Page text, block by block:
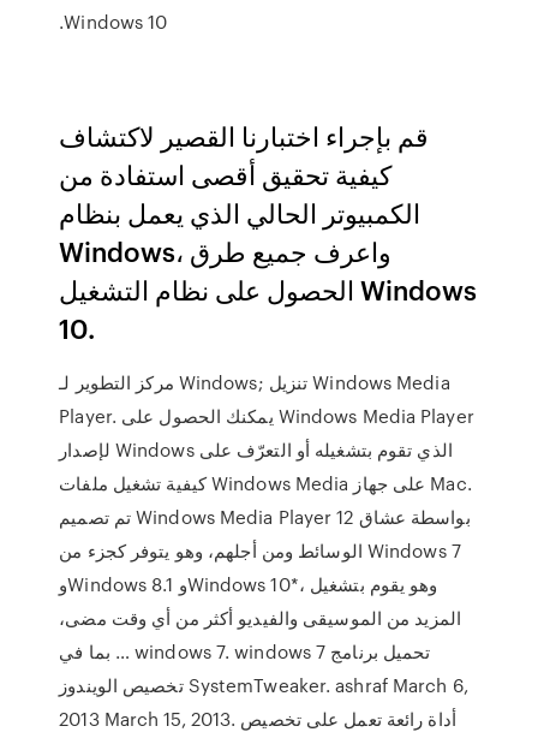
Windows 10.
قم بإجراء اختبارنا القصير لاكتشاف
كيفية تحقيق أقصى استفادة من
الكمبيوتر الحالي الذي يعمل بنظام
Windows، واعرف جميع طرق
الحصول على نظام التشغيل Windows
10.
مركز التطوير لـ Windows; تنزيل Windows Media
Player. يمكنك الحصول على Windows Media Player
لإصدار Windows الذي تقوم بتشغيله أو التعرّف على
كيفية تشغيل ملفات Windows Media على جهاز Mac.
تم تصميم Windows Media Player 12 بواسطة عشاق
الوسائط ومن أجلهم، وهو يتوفر كجزء من Windows 7
وWindows 8.1 وWindows 10*، وهو يقوم بتشغيل
المزيد من الموسيقى والفيديو أكثر من أي وقت مضى،
بما في … windows 7. windows 7 تحميل برنامج
تخصيص الويندوز SystemTweaker. ashraf March 6,
2013 March 15, 2013. أداة رائعة تعمل على تخصيص